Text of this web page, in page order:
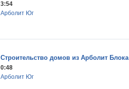
3:54
Арболит Юг
Строительство домов из Арболит Блока
0:48
Арболит Юг